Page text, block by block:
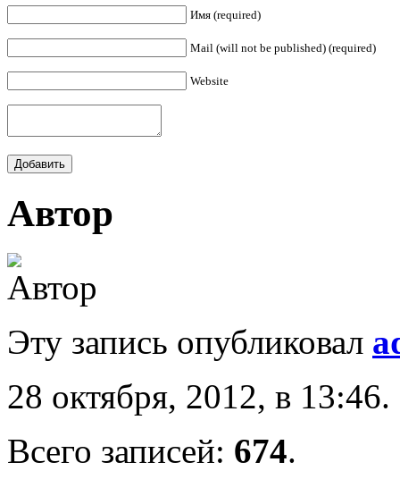
Имя (required)
Mail (will not be published) (required)
Website
Автор
Эту запись опубликовал
28 октября, 2012, в 13:46.
Всего записей: 674.